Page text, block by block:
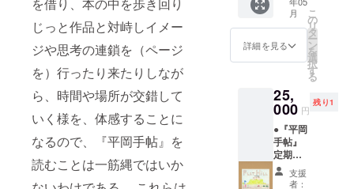
じっと作品と対峙しイメー
ジや思考の連鎖を（ページ
を）行ったり来たりしなが
ら、時間や場所が交錯して
いく様を、体感することに
なるので、『平岡手帖』を
読むことは一筋縄ではいか
グラ
ファー
ら（計9
人くら
い）が
まりま
した。
ゆるい
感じ
で、め
いめい
好きな
場所で
気がし
ます。
た。お
ぼつか
取りで
はあっ
ここま
で歩い
て来た
ことは
疑いよ
うはな
いだろ
う。そ
浮かん
でき
すとと
もに消
じ。そ
の時だ
け実感
があ
る。消
えてい
くので
館があ
るのは
いた
が、駅
た山の
中にあ
り、た
まに車
で前を
通って
も、
やって
かがそ
の人の
ことを
語って
館・古
本屋な
どで資
料を漁
りま
す。そ
ういっ
た視点
ンセプ
トシー
ト付］
＋ ●こ
の作品
の額装
工房片
隅」特
別割引
チケッ
ト
ーーー
ーー 赤
木遥
月
詳細を見る
こ
の
リ
タ
ー
ン
を
選
択
す
る
25,
000 円
残り1
●『平岡
手帖』
定期購
読_12ヶ
月 ＋ ●
支援
者：